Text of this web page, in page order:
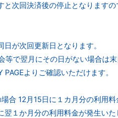
次回決済後の停止となりますの
が次回更新日となります。
等で翌月にその日がない場合は
よりご確認いただけます。
合 12月15日に１カ月分の利用
１か月分の利用料金が発生いた